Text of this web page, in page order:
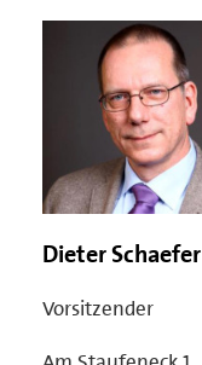
Dieter Schaefer
Vorsitzender